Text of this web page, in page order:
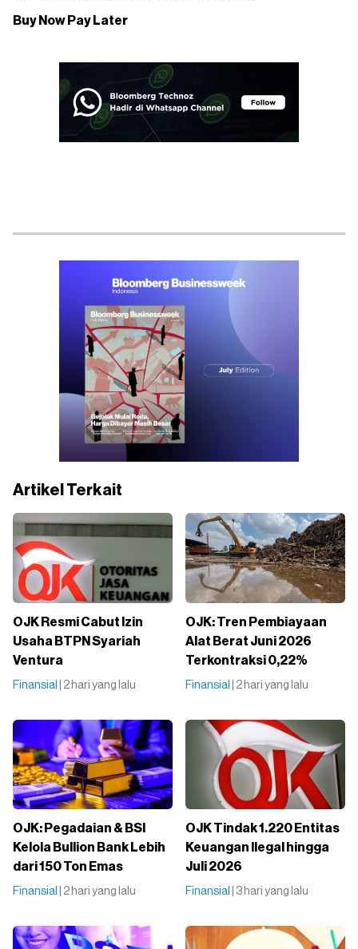
Buy Now Pay Later
Artikel Terkait
OJK Resmi Cabut Izin
Usaha BTPN Syariah
Ventura
Finansial | 2 hari yang lalu
OJK: Tren Pembiayaan
Alat Berat Juni 2026
Terkontraksi 0,22%
Finansial | 2 hari yang lalu
OJK: Pegadaian & BSI
Kelola Bullion Bank Lebih
dari 150 Ton Emas
Finansial | 2 hari yang lalu
OJK Tindak 1.220 Entitas
Keuangan Ilegal hingga
Juli 2026
Finansial | 3 hari yang lalu